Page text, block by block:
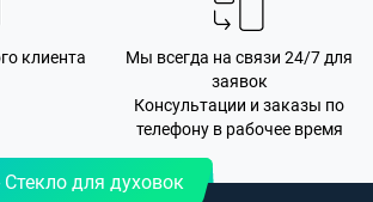
клиента
Мы всегда на связи 24/7 для
заявок
Консультации и заказы по
телефону в рабочее время
Стекло для духовок